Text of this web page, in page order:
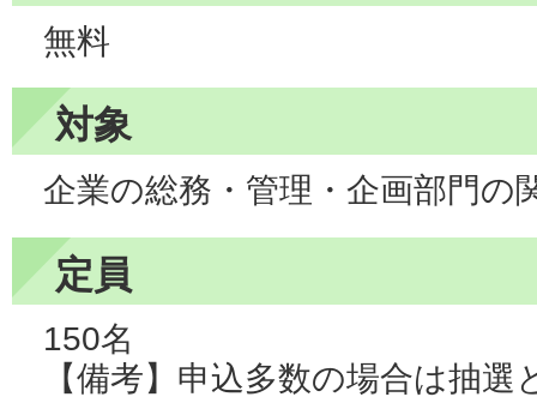
無料
対象
企業の総務・管理・企画部門の
定員
150名
【備考】申込多数の場合は抽